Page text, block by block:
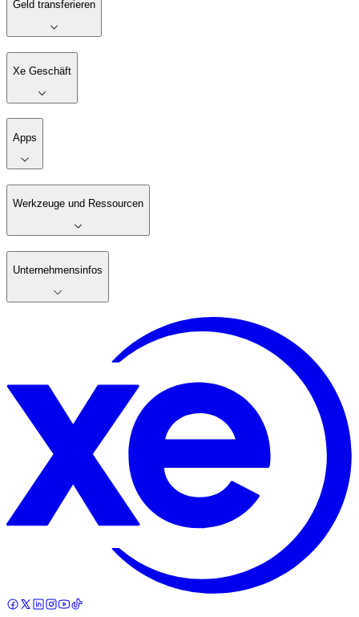
Geld transferieren
Xe Geschäft
Apps
Werkzeuge und Ressourcen
Unternehmensinfos